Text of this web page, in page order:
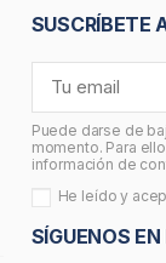
SUSCRÍBETE
Puede darse de
momento. Para
información de
He leído y
SÍGUENOS EN